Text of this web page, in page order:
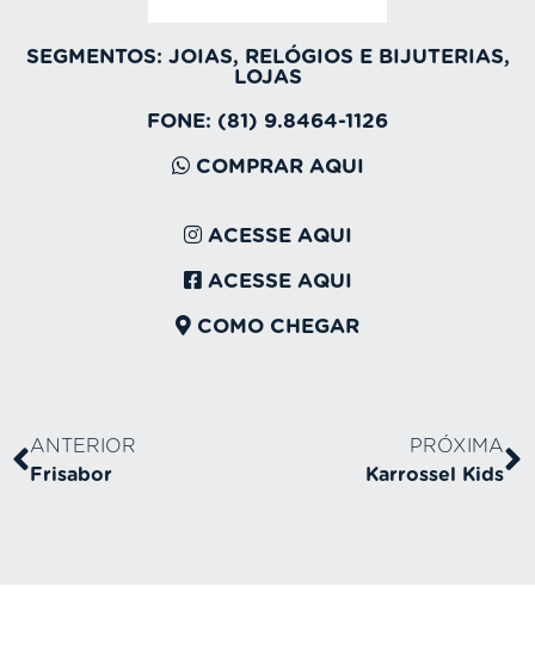
SEGMENTOS: JOIAS, RELÓGIOS E BIJUTERIAS,
LOJAS
FONE: (81) 9.8464-1126
COMPRAR AQUI
ACESSE AQUI
ACESSE AQUI
COMO CHEGAR
ANTERIOR
Frisabor
PRÓXIMA
Karrossel Kids